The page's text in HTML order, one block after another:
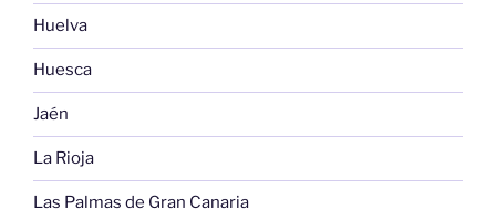
Huelva
Huesca
Jaén
La Rioja
Las Palmas de Gran Canaria